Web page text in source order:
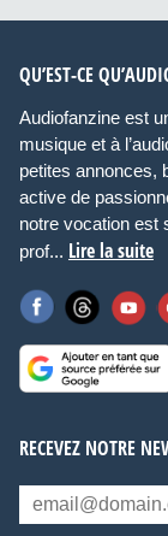
QU’EST-CE
Audiofanzine est
musique et à
petites annonces,
active de
notre vocation est
prof... Lire la suite
RECEVEZ NOTRE